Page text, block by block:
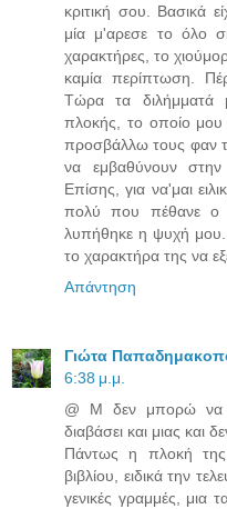
κριτική σου. Βασικά
μία μ'αρεσε το όλο
χαρακτήρες, το
καμία περίπτωση.
Τώρα τα διλήμματά
πλοκής, το οποίο μου
προσβάλλω τους φαν
να εμβαθύνουν
Επίσης, για να'μαι
πολύ που πέθανε ο
λυπήθηκε η ψυχή μου.
το χαρακτήρα της να
Απάντηση
Γιώτα
6:38 μ.μ.
@ Μ δεν μπορώ να
διαβάσει και μιας και
Πάντως η πλοκή της
βιβλίου, ειδικά την
γενικές γραμμές, μια